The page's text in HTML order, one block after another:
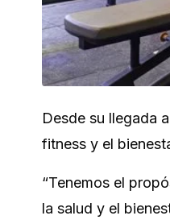
Desde su llegada
fitness y el
“Tenemos el
la salud y el